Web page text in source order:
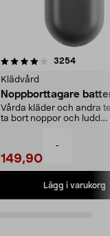
-
3254
Klädvård
Noppborttagare
Vårda kläder och andra
ta bort noppor och ludd.
149,90
Lägg i varukorg
4.5av 5 stjärnor